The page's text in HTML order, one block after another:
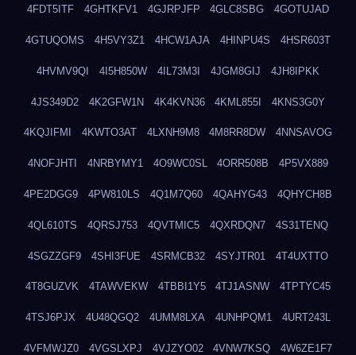
4FDT5ITF 4GHTKFV1 4GJRPJFP 4GLC8SBG 4GOTUJAD
4GTUQOMS 4H5VY3Z1 4HCW1AJA 4HINPU4S 4HSR603T
4HVMV9QI 4I5H850W 4IL73M3I 4JGM8GIJ 4JH8IPKK
4JS349D2 4K2GFW1N 4K4KVN36 4KML855I 4KNS3G0Y
4KQJIFMI 4KWTO3AT 4LXNH9M8 4M8RR8DW 4NNSAVOG
4NOFJHTI 4NRBYMY1 4O9WC0SL 4ORR508B 4P5VX889
4PE2DGG9 4PW810LS 4Q1M7Q60 4QAHYG43 4QHYCH8B
4QL610TS 4QRSJ753 4QVTMIC5 4QXRDQN7 4S31TENQ
4SGZZGF9 4SHI3FUE 4SRMCB32 4SYJTR01 4T4UXTTO
4T8GUZVK 4TAWVEKW 4TBBI1Y5 4TJ1ASNW 4TPTYC45
4TSJ6PJX 4U48QGQ2 4UMM8LXA 4UNHPQM1 4URT243L
4VFMWJZ0 4VGSLXPJ 4VJZYO02 4VNW7KSQ 4W6ZE1F7